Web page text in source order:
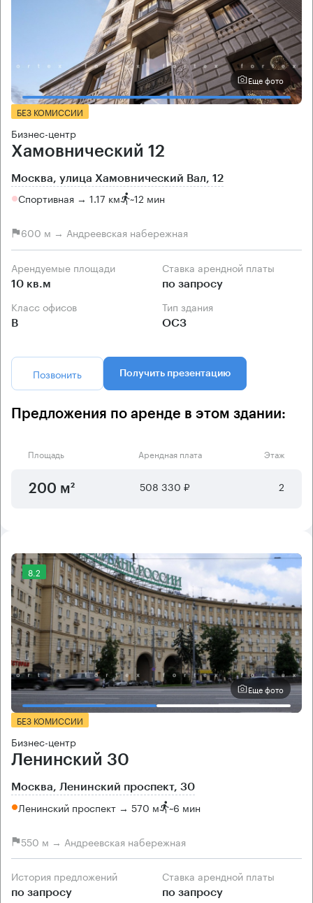
Еще фото
БЕЗ КОМИССИИ
Бизнес-центр
Хамовнический 12
Москва, улица Хамовнический Вал, 12
Спортивная → 1.17 км ~12 мин
600 м → Андреевская набережная
Арендуемые площади
10 кв.м
Ставка арендной платы
по запросу
Класс офисов
B
Тип здания
ОСЗ
Позвонить Получить презентацию
Предложения по аренде в этом здании:
Площадь Арендная плата Этаж
200 м² 508 330 ₽ 2
8.2
Еще фото
БЕЗ КОМИССИИ
Бизнес-центр
Ленинский 30
Москва, Ленинский проспект, 30
Ленинский проспект → 570 м ~6 мин
550 м → Андреевская набережная
История предложений
по запросу
Ставка арендной платы
по запросу